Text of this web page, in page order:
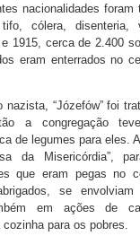
nacionalidades foram
cólera, disenteria,
1915, cerca de 2.400
eram enterrados no
nazista, “Józefów” foi
a congregação
de legumes para eles.
da Misericórdia”,
que eram pegas no
se
em ações de
para os pobres.